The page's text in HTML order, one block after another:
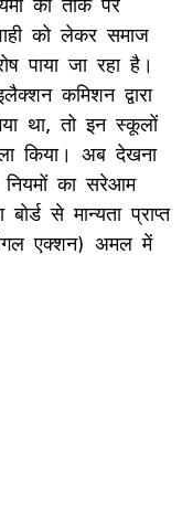
को लेकर समाज
पाया जा रहा है।
कमिशन द्वारा
था, तो इन स्कूलों
किया। अब देखना
नियमों का सरेआम
से मान्यता प्राप्त
एक्शन) अमल में